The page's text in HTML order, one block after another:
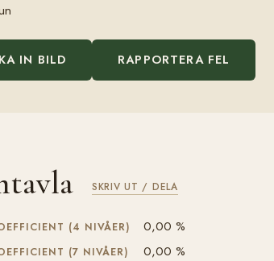
IN BILD RAPPORTERA FEL
SKRIV UT / DELA
(4 NIVÅER) 0,00 %
(7 NIVÅER) 0,00 %